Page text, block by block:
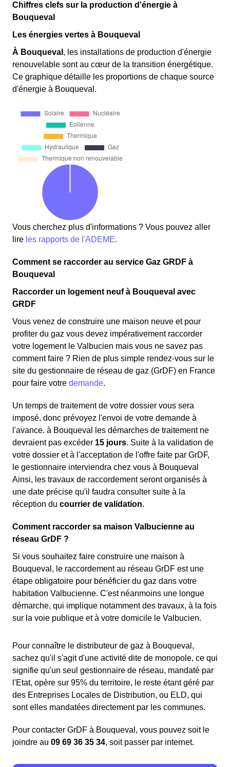
Chiffres clefs sur la production d'énergie à
Bouqueval
Les énergies vertes à Bouqueval
À Bouqueval , les installations de production d'énergie
renouvelable sont au cœur de la transition énergétique.
Ce graphique détaille les proportions de chaque source
d'énergie à Bouqueval.
Vous cherchez plus d'informations ? Vous pouvez aller
lire les rapports de l'ADEME.
Comment se raccorder au service Gaz GRDF à
Bouqueval
Raccorder un logement neuf à Bouqueval avec
GRDF
Vous venez de construire une maison neuve et pour
profiter du gaz vous devez impérativement raccorder
votre logement le Valbucien mais vous ne savez pas
comment faire ? Rien de plus simple rendez-vous sur le
site du gestionnaire de réseau de gaz (GrDF) en France
pour faire votre demande.
Un temps de traitement de votre dossier vous sera
imposé, donc prévoyez l'envoi de votre demande à
l'avance. à Bouqueval les démarches de traitement ne
devraient pas excéder 15 jours. Suite à la validation de
votre dossier et à l'acceptation de l'offre faite par GrDF,
le gestionnaire interviendra chez vous à Bouqueval
Ainsi, les travaux de raccordement seront organisés à
une date précise qu'il faudra consulter suite à la
réception du courrier de validation.
Comment raccorder sa maison Valbucienne au
réseau GrDF ?
Si vous souhaitez faire construire une maison à
Bouqueval, le raccordement au réseau GrDF est une
étape obligatoire pour bénéficier du gaz dans votre
habitation Valbucienne. C'est néanmoins une longue
démarche, qui implique notamment des travaux, à la fois
sur la voie publique et à votre domicile le Valbucien.
Pour connaître le distributeur de gaz à Bouqueval,
sachez qu'il s'agit d'une activité dite de monopole, ce qui
signifie qu'un seul gestionnaire de réseau, mandaté par
l'Etat, opère sur 95% du territoire, le reste étant géré par
des Entreprises Locales de Distribution, ou ELD, qui
sont elles mandatées directement par les communes.
Pour contacter GrDF à Bouqueval, vous pouvez soit le
joindre au 09 69 36 35 34, soit passer par internet.